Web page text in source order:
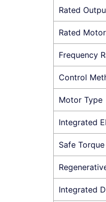
Rated
Rated
Frequency
Control
Motor Type
Integrated
Safe
Integrated